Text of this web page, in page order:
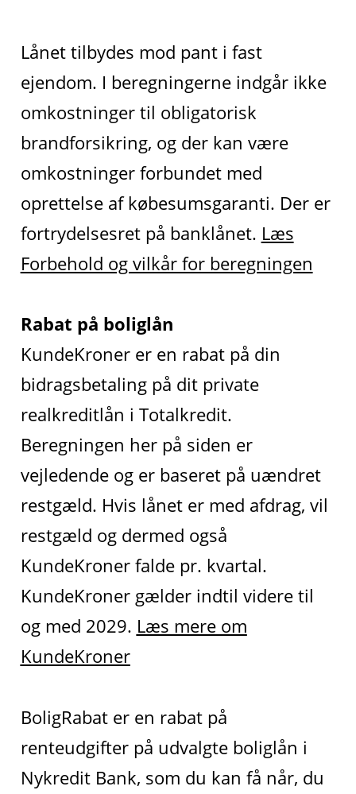
Lånet tilbydes mod pant i fast
ejendom. I beregningerne indgår ikke
omkostninger til obligatorisk
brandforsikring, og der kan være
omkostninger forbundet med
oprettelse af købesumsgaranti. Der er
fortrydelsesret på banklånet. Læs
Forbehold og vilkår for beregningen
Rabat på boliglån
KundeKroner er en rabat på din
bidragsbetaling på dit private
realkreditlån i Totalkredit.
Beregningen her på siden er
vejledende og er baseret på uændret
restgæld. Hvis lånet er med afdrag, vil
restgæld og dermed også
KundeKroner falde pr. kvartal.
KundeKroner gælder indtil videre til
og med 2029. Læs mere om
KundeKroner
BoligRabat er en rabat på
renteudgifter på udvalgte boliglån i
Nykredit Bank, som du kan få når, du